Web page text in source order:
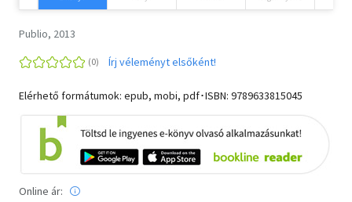
Publio, 2013
Írj véleményt elsőként!
Elérhető formátumok: epub, mobi, pdf･ISBN: 9789633815045
Online ár: